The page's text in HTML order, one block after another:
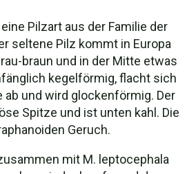
Pilzart aus der Familie der
seltene Pilz kommt in Europa
braun und in der Mitte etwas
kegelförmig, flacht sich
ab und wird glockenförmig. Der
Spitze und ist unten kahl. Die
Geruch.
mit M. leptocephala